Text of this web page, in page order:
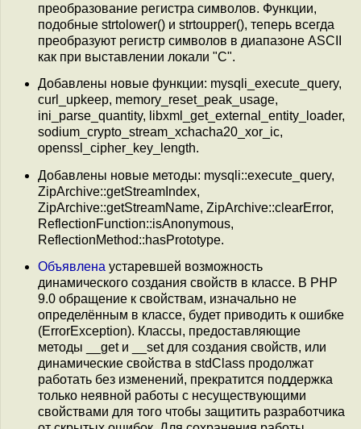
преобразование регистра символов. Функции,
подобные strtolower() и strtoupper(), теперь всегда
преобразуют регистр символов в диапазоне ASCII
как при выставлении локали "С".
Добавлены новые функции: mysqli_execute_query,
curl_upkeep, memory_reset_peak_usage,
ini_parse_quantity, libxml_get_external_entity_loader,
sodium_crypto_stream_xchacha20_xor_ic,
openssl_cipher_key_length.
Добавлены новые методы: mysqli::execute_query,
ZipArchive::getStreamIndex,
ZipArchive::getStreamName, ZipArchive::clearError,
ReflectionFunction::isAnonymous,
ReflectionMethod::hasPrototype.
Объявлена устаревшей возможность
динамического создания свойств в классе. В PHP
9.0 обращение к свойствам, изначально не
определённым в классе, будет приводить к ошибке
(ErrorException). Классы, предоставляющие
методы __get и __set для создания свойств, или
динамические свойства в stdClass продолжат
работать без изменений, прекратится поддержка
только неявной работы с несуществующими
свойствами для того чтобы защитить разработчика